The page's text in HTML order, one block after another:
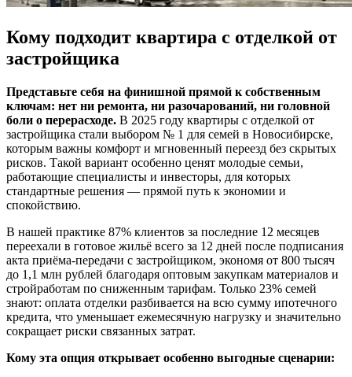
Кому подходит квартира с отделкой от
застройщика
Представьте себя на финишной прямой к собственным
ключам: нет ни ремонта, ни разочарований, ни головной
боли о перерасходе. В 2025 году квартиры с отделкой от
застройщика стали выбором № 1 для семей в Новосибирске,
которым важны комфорт и мгновенный переезд без скрытых
рисков. Такой вариант особенно ценят молодые семьи,
работающие специалисты и инвесторы, для которых
стандартные решения — прямой путь к экономии и
спокойствию.
В нашей практике 87% клиентов за последние 12 месяцев
переехали в готовое жильё всего за 12 дней после подписания
акта приёма-передачи с застройщиком, экономя от 800 тысяч
до 1,1 млн рублей благодаря оптовым закупкам материалов и
стройработам по сниженным тарифам. Только 23% семей
знают: оплата отделки разбивается на всю сумму ипотечного
кредита, что уменьшает ежемесячную нагрузку и значительно
сокращает риски связанных затрат.
Кому эта опция открывает особенно выгодные сценарии: